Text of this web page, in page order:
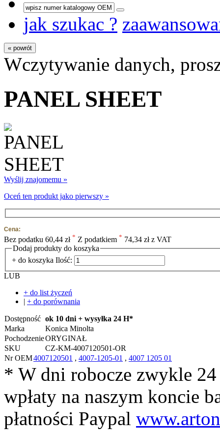
jak szukac ?
« powrót
Wczytywanie danych,
PANEL SHEET
Wyślij znajomemu »
Oceń ten produkt jako pierwszy »
Cena:
Bez podatku 60,44 zł * Z podatkiem * 74,34 zł z VAT
Dodaj produkty do koszyka
+ do koszyka Ilość:
LUB
+ do list życzeń
| + do porównania
Dostępność ok 10 dni + wysyłka 24 H*
Marka
Konica Minolta
PochodzenieORYGINAŁ
SKU
CZ-KM-4007120501-OR
Nr OEM4007120501 , 4007-1205-01 , 4007 1205 01
* W dni robocze zwykle
wpłaty na naszym koncie
płatności Paypal